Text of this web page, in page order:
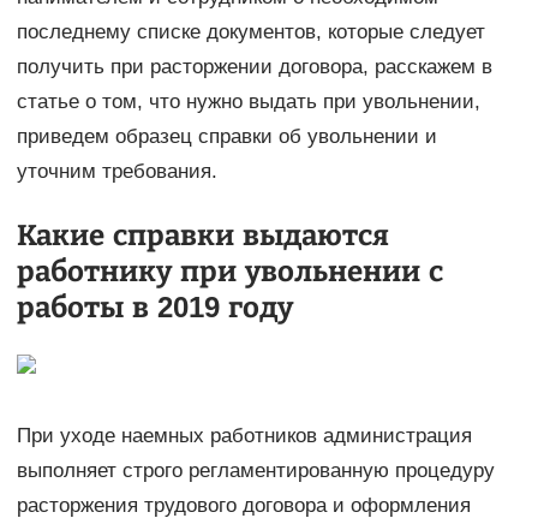
последнему списке документов, которые следует
получить при расторжении договора, расскажем в
статье о том, что нужно выдать при увольнении,
приведем образец справки об увольнении и
уточним требования.
Какие справки выдаются
работнику при увольнении с
работы в 2019 году
При уходе наемных работников администрация
выполняет строго регламентированную процедуру
расторжения трудового договора и оформления